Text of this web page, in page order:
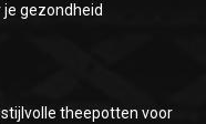
je gezondheid
theepotten voor